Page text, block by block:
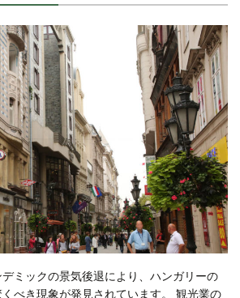
ミックの景気後退により、ハンガリーの
べき現象が発見されています。 観光業の